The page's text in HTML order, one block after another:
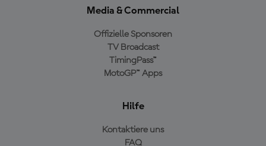
Media & Commercial
Offizielle Sponsoren
TV Broadcast
TimingPass™
MotoGP™ Apps
Hilfe
Kontaktiere uns
FAQ